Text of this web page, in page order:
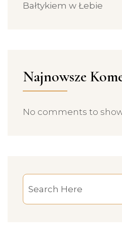
Bałtykiem w Łebie
Najnowsze
No comments to